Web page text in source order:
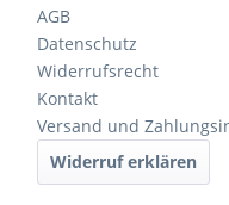
AGB
Datenschutz
Widerrufsrecht
Kontakt
Versand und
Widerruf erklären